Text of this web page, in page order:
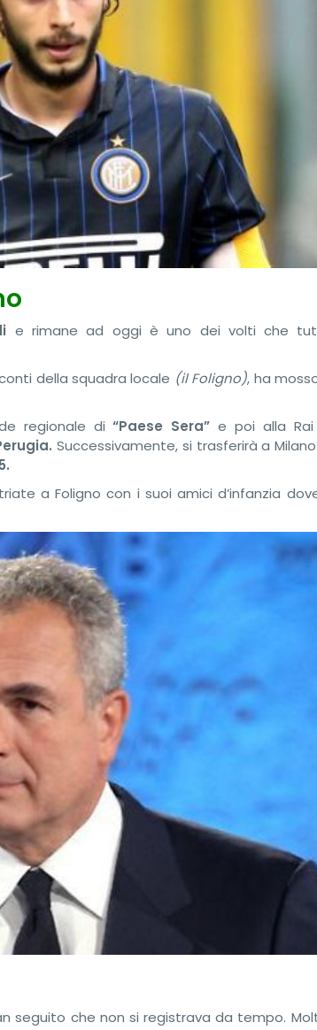
e rimane ad oggi è uno dei volti che
della squadra locale (il Foligno), ha
regionale di “Paese Sera”e poi alla
Successivamente, si trasferirà a
a Foligno con i suoi amici d’infanzia
seguito che non si registrava da tempo.